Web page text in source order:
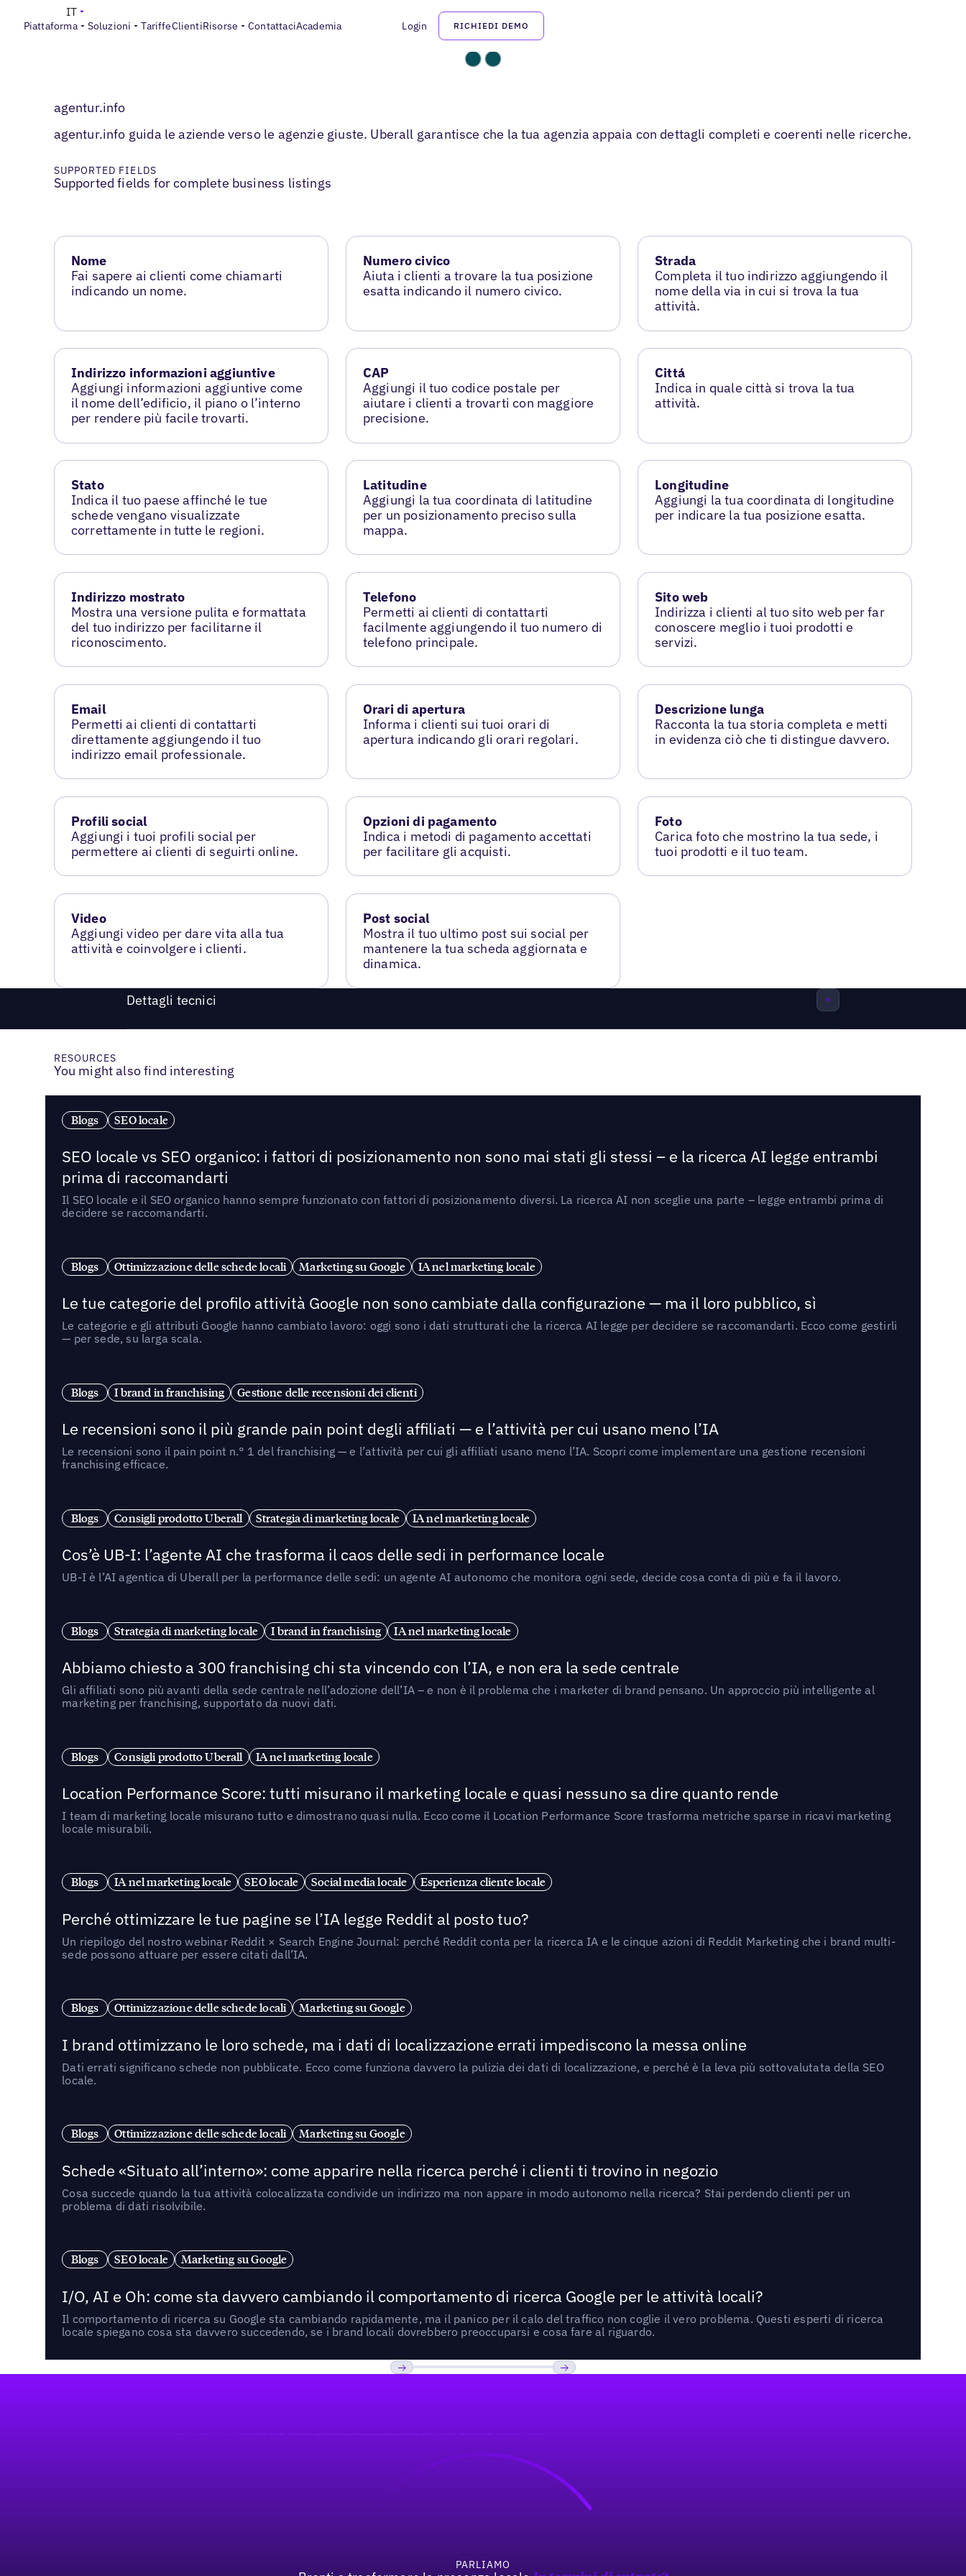
Piattaforma Soluzioni TariffeClientiRisorse ContattaciAcademia Login RICHIEDI DEMO
IT
agentur.info
agentur.info guida le aziende verso le agenzie giuste. Uberall garantisce che la tua agenzia appaia con dettagli completi e coerenti nelle ricerche.
SUPPORTED FIELDS
Supported fields for complete business listings
Nome
Fai sapere ai clienti come chiamarti
indicando un nome.
Numero civico
Aiuta i clienti a trovare la tua posizione
esatta indicando il numero civico.
Strada
Completa il tuo indirizzo aggiungendo il
nome della via in cui si trova la tua
attività.
Indirizzo informazioni aggiuntive
Aggiungi informazioni aggiuntive come
il nome dell’edificio, il piano o l’interno
per rendere più facile trovarti.
CAP
Aggiungi il tuo codice postale per
aiutare i clienti a trovarti con maggiore
precisione.
Cittá
Indica in quale città si trova la tua
attività.
Stato
Indica il tuo paese affinché le tue
schede vengano visualizzate
correttamente in tutte le regioni.
Latitudine
Aggiungi la tua coordinata di latitudine
per un posizionamento preciso sulla
mappa.
Longitudine
Aggiungi la tua coordinata di longitudine
per indicare la tua posizione esatta.
Indirizzo mostrato
Mostra una versione pulita e formattata
del tuo indirizzo per facilitarne il
riconoscimento.
Telefono
Permetti ai clienti di contattarti
facilmente aggiungendo il tuo numero di
telefono principale.
Sito web
Indirizza i clienti al tuo sito web per far
conoscere meglio i tuoi prodotti e
servizi.
Email
Permetti ai clienti di contattarti
direttamente aggiungendo il tuo
indirizzo email professionale.
Orari di apertura
Informa i clienti sui tuoi orari di
apertura indicando gli orari regolari.
Descrizione lunga
Racconta la tua storia completa e metti
in evidenza ciò che ti distingue davvero.
Profili social
Aggiungi i tuoi profili social per
permettere ai clienti di seguirti online.
Opzioni di pagamento
Indica i metodi di pagamento accettati
per facilitare gli acquisti.
Foto
Carica foto che mostrino la tua sede, i
tuoi prodotti e il tuo team.
Video
Aggiungi video per dare vita alla tua
attività e coinvolgere i clienti.
Post social
Mostra il tuo ultimo post sui social per
mantenere la tua scheda aggiornata e
dinamica.
Dettagli tecnici
RESOURCES
You might also find interesting
Blogs SEO locale
SEO locale vs SEO organico: i fattori di posizionamento non sono mai stati gli stessi – e la ricerca AI legge entrambi
prima di raccomandarti
Il SEO locale e il SEO organico hanno sempre funzionato con fattori di posizionamento diversi. La ricerca AI non sceglie una parte – legge entrambi prima di
decidere se raccomandarti.
Blogs Ottimizzazione delle schede locali Marketing su Google IA nel marketing locale
Le tue categorie del profilo attività Google non sono cambiate dalla configurazione — ma il loro pubblico, sì
Le categorie e gli attributi Google hanno cambiato lavoro: oggi sono i dati strutturati che la ricerca AI legge per decidere se raccomandarti. Ecco come gestirli
— per sede, su larga scala.
Blogs I brand in franchising Gestione delle recensioni dei clienti
Le recensioni sono il più grande pain point degli affiliati — e l’attività per cui usano meno l’IA
Le recensioni sono il pain point n.° 1 del franchising — e l’attività per cui gli affiliati usano meno l’IA. Scopri come implementare una gestione recensioni
franchising efficace.
Blogs Consigli prodotto Uberall Strategia di marketing locale IA nel marketing locale
Cos’è UB-I: l’agente AI che trasforma il caos delle sedi in performance locale
UB-I è l’AI agentica di Uberall per la performance delle sedi: un agente AI autonomo che monitora ogni sede, decide cosa conta di più e fa il lavoro.
Blogs Strategia di marketing locale I brand in franchising IA nel marketing locale
Abbiamo chiesto a 300 franchising chi sta vincendo con l’IA, e non era la sede centrale
Gli affiliati sono più avanti della sede centrale nell’adozione dell’IA – e non è il problema che i marketer di brand pensano. Un approccio più intelligente al
marketing per franchising, supportato da nuovi dati.
Blogs Consigli prodotto Uberall IA nel marketing locale
Location Performance Score: tutti misurano il marketing locale e quasi nessuno sa dire quanto rende
I team di marketing locale misurano tutto e dimostrano quasi nulla. Ecco come il Location Performance Score trasforma metriche sparse in ricavi marketing
locale misurabili.
Blogs IA nel marketing locale SEO locale Social media locale Esperienza cliente locale
Perché ottimizzare le tue pagine se l’IA legge Reddit al posto tuo?
Un riepilogo del nostro webinar Reddit × Search Engine Journal: perché Reddit conta per la ricerca IA e le cinque azioni di Reddit Marketing che i brand multi-
sede possono attuare per essere citati dall’IA.
Blogs Ottimizzazione delle schede locali Marketing su Google
I brand ottimizzano le loro schede, ma i dati di localizzazione errati impediscono la messa online
Dati errati significano schede non pubblicate. Ecco come funziona davvero la pulizia dei dati di localizzazione, e perché è la leva più sottovalutata della SEO
locale.
Blogs Ottimizzazione delle schede locali Marketing su Google
Schede «Situato all’interno»: come apparire nella ricerca perché i clienti ti trovino in negozio
Cosa succede quando la tua attività colocalizzata condivide un indirizzo ma non appare in modo autonomo nella ricerca? Stai perdendo clienti per un
problema di dati risolvibile.
Blogs SEO locale Marketing su Google
I/O, AI e Oh: come sta davvero cambiando il comportamento di ricerca Google per le attività locali?
Il comportamento di ricerca su Google sta cambiando rapidamente, ma il panico per il calo del traffico non coglie il vero problema. Questi esperti di ricerca
locale spiegano cosa sta davvero succedendo, se i brand locali dovrebbero preoccuparsi e cosa fare al riguardo.
PARLIAMO